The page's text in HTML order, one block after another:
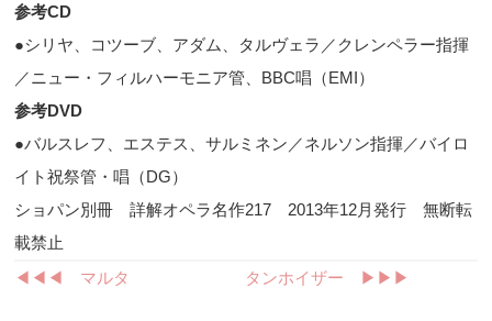
参考CD
●シリヤ、コツーブ、アダム、タルヴェラ／クレンペラー指揮
／ニュー・フィルハーモニア管、 BBC唱（EMI）
参考DVD
●バルスレフ、エステス、サルミネン／ネルソン指揮／バイロ
イト祝祭管・唱（DG）
ショパン別冊 詳解オペラ名作217 2013年12月発行 無断転
載禁止
◀︎◀︎◀︎ マルタ
タンホイザー ▶︎▶︎▶︎